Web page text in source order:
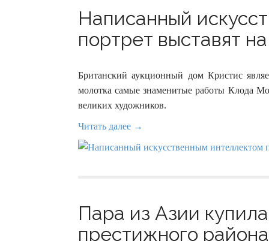
Написанный
портрет выставят
Британский аукционный дом Кристис
молотка самые знаменитые работы Клода
великих художников.
Читать далее →
Пара из Азии
престижного